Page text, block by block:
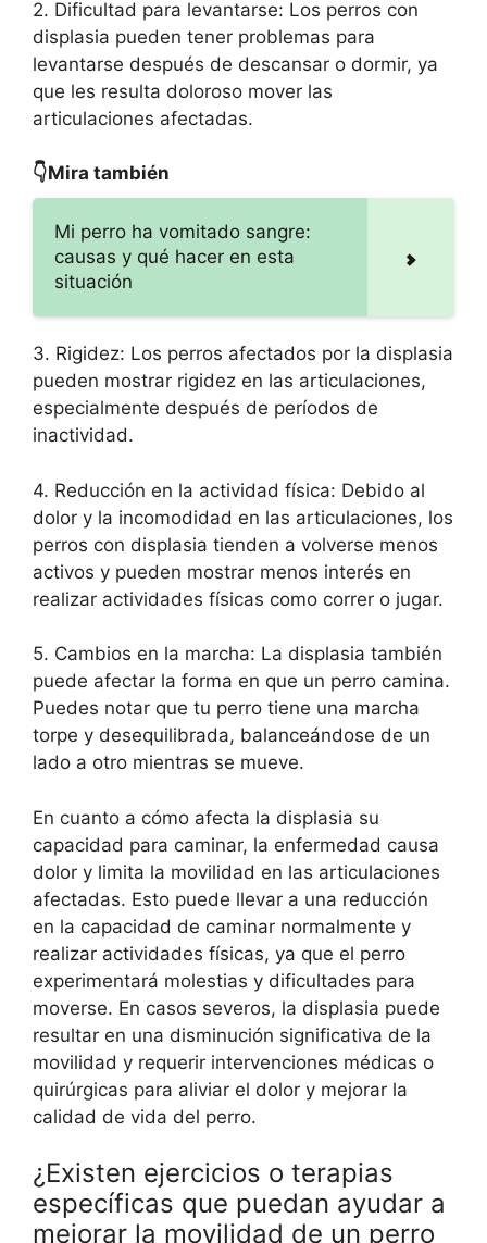
2. Dificultad para levantarse: Los perros con
displasia pueden tener problemas para
levantarse después de descansar o dormir, ya
que les resulta doloroso mover las
articulaciones afectadas.
👇Mira también
Mi perro ha vomitado sangre:
causas y qué hacer en esta
situación
3. Rigidez: Los perros afectados por la displasia
pueden mostrar rigidez en las articulaciones,
especialmente después de períodos de
inactividad.
4. Reducción en la actividad física: Debido al
dolor y la incomodidad en las articulaciones, los
perros con displasia tienden a volverse menos
activos y pueden mostrar menos interés en
realizar actividades físicas como correr o jugar.
5. Cambios en la marcha: La displasia también
puede afectar la forma en que un perro camina.
Puedes notar que tu perro tiene una marcha
torpe y desequilibrada, balanceándose de un
lado a otro mientras se mueve.
En cuanto a cómo afecta la displasia su
capacidad para caminar, la enfermedad causa
dolor y limita la movilidad en las articulaciones
afectadas. Esto puede llevar a una reducción
en la capacidad de caminar normalmente y
realizar actividades físicas, ya que el perro
experimentará molestias y dificultades para
moverse. En casos severos, la displasia puede
resultar en una disminución significativa de la
movilidad y requerir intervenciones médicas o
quirúrgicas para aliviar el dolor y mejorar la
calidad de vida del perro.
¿Existen ejercicios o terapias
específicas que puedan ayudar a
mejorar la movilidad de un perro